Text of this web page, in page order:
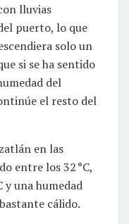
lluvias
puerto, lo que
solo un
si se ha sentido
del
el resto del
en las
entre los 32 °C,
y una humedad
cálido.